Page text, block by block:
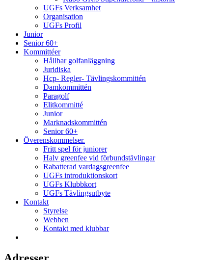
UGFs Verksamhet
Organisation
UGFs Profil
Junior
Senior 60+
Kommittéer
Hållbar golfanläggning
Juridiska
Hcp- Regler- Tävlingskommittén
Damkommittén
Paragolf
Elitkommitté
Junior
Marknadskommittén
Senior 60+
Överenskommelser.
Fritt spel för juniorer
Halv greenfee vid förbundstävlingar
Rabatterad vardagsgreenfee
UGFs introduktionskort
UGFs Klubbkort
UGFs Tävlingsutbyte
Kontakt
Styrelse
Webben
Kontakt med klubbar